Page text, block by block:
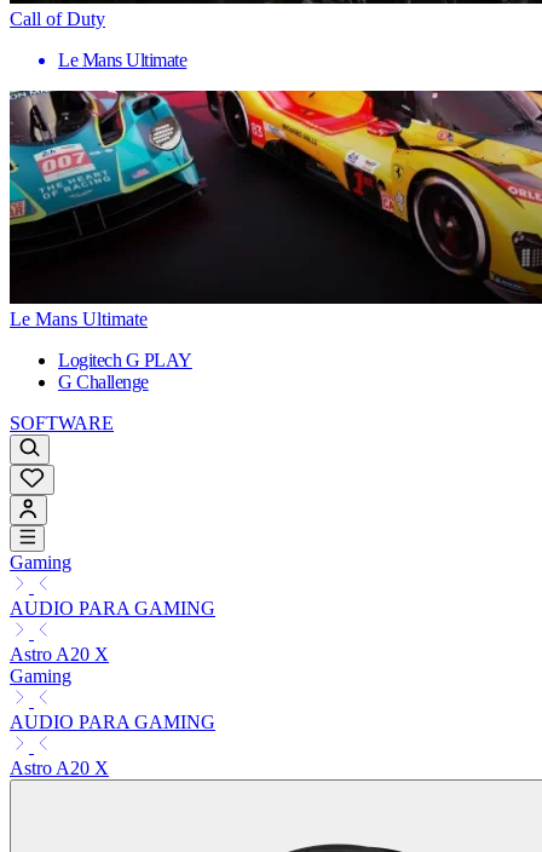
Call of Duty
Le Mans Ultimate
Le Mans Ultimate
Logitech G PLAY
G Challenge
SOFTWARE
Gaming
AUDIO PARA GAMING
Astro A20 X
Gaming
AUDIO PARA GAMING
Astro A20 X